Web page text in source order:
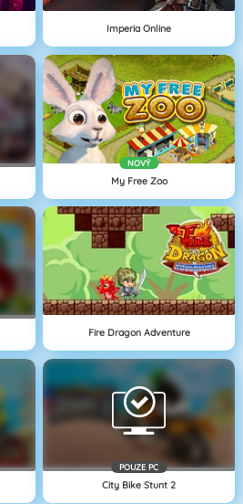
Imperia Online
NOVÝ
My Free Zoo
Fire Dragon Adventure
POUZE PC
City Bike Stunt 2